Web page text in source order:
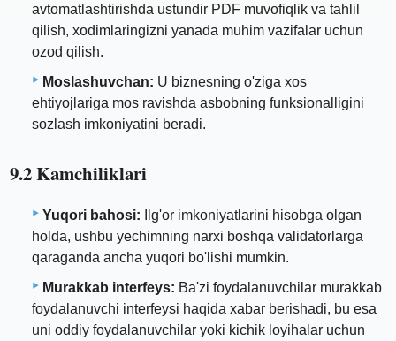
avtomatlashtirishda ustundir PDF muvofiqlik va tahlil
qilish, xodimlaringizni yanada muhim vazifalar uchun
ozod qilish.
Moslashuvchan: U biznesning o'ziga xos
ehtiyojlariga mos ravishda asbobning funksionalligini
sozlash imkoniyatini beradi.
9.2 Kamchiliklari
Yuqori bahosi: Ilg'or imkoniyatlarini hisobga olgan
holda, ushbu yechimning narxi boshqa validatorlarga
qaraganda ancha yuqori bo'lishi mumkin.
Murakkab interfeys: Ba'zi foydalanuvchilar murakkab
foydalanuvchi interfeysi haqida xabar berishadi, bu esa
uni oddiy foydalanuvchilar yoki kichik loyihalar uchun